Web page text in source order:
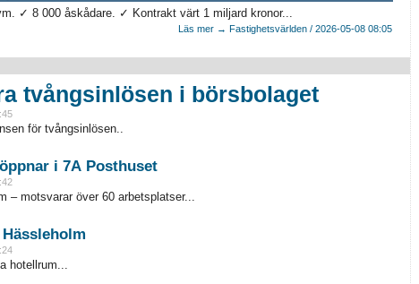
✓ 8 000 åskådare. ✓ Kontrakt värt 1 miljard kronor...
Läs mer → Fastighetsvärlden / 2026-05-08 08:05
tvångsinlösen i börsbolaget
för tvångsinlösen..
i 7A Posthuset
– motsvarar över 60 arbetsplatser...
hotellrum...